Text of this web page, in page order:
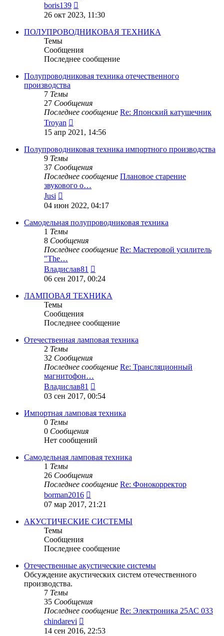
boris139
к
сообщению
26 окт 2023, 11:30
ПОЛУПРОВОДНИКОВАЯ ТЕХНИКА
Темы
Сообщения
Последнее сообщение
Полупроводниковая техника отечественного
производства
7 Темы
27 Сообщения
Последнее сообщение Re: Японский катушечник
Troyan
к
сообщению
15 апр 2021, 14:56
Полупроводниковая техника импортного производства
9 Темы
37 Сообщения
Последнее сообщение Плановое старение
звукового о…
Jusi
к
сообщению
04 июн 2022, 04:17
Самодельная полупроводниковая техника
1 Темы
8 Сообщения
Последнее сообщение Re: Мастеровой усилитель
"The…
Владислав81
к
сообщению
06 сен 2017, 00:24
ЛАМПОВАЯ ТЕХНИКА
Темы
Сообщения
Последнее сообщение
Отечественная ламповая техника
2 Темы
32 Сообщения
Последнее сообщение Re: Трансляционный
магнитофон…
Владислав81
к
сообщению
03 сен 2017, 00:54
Импортная ламповая техника
0 Темы
0 Сообщения
Нет сообщений
Самодельная ламповая техника
1 Темы
26 Сообщения
Последнее сообщение Re: Фонокорректор
borman2016
к
сообщению
07 мар 2017, 21:21
АКУСТИЧЕСКИЕ СИСТЕМЫ
Темы
Сообщения
Последнее сообщение
Отечественные акустические системы
Обсуждение акустических систем отечественного
производства.
7 Темы
35 Сообщения
Последнее сообщение Re: Электроника 25АС 033
chindarevi
14 сен 2016, 22:53